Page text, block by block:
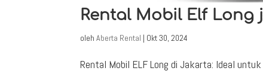
Rental Mobil Elf Long
olehAberta Rental | Okt 30, 2024
Rental Mobil ELF Long di Jakarta: Ideal